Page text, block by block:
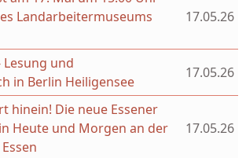
Landarbeitermuseums
17.05.26
Lesung und
in Berlin Heiligensee
17.05.26
hinein! Die neue Essener
Heute und Morgen an der
17.05.26